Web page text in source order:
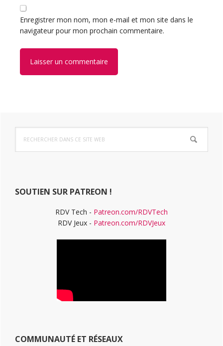
Enregistrer mon nom, mon e-mail et mon site dans le
navigateur pour mon prochain commentaire.
Barre
latérale
dans
ce
SOUTIEN SUR PATREON !
RDV Tech - Patreon.com/RDVTech
RDV Jeux - Patreon.com/RDVJeux
COMMUNAUTÉ ET RÉSEAUX